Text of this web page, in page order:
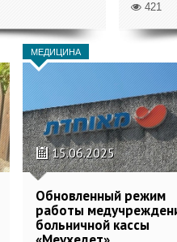
421
МЕДИЦИНА
15.06.2025
Обновленный режим
работы
больничной кассы